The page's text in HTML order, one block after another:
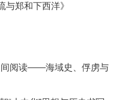
郑和下西洋》
间阅读——海域史、俘虏与